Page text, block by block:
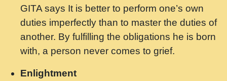
मर गनय न अपरध लडडल शर रध.... Shri
ravinandan shastri ji maharaj.mp3
मेरे मन हरी का ध्यान लगा - भजन भाव - 2018 -
Rishikesh - Swami Gyananand Ji
Maharaj.mp3
GITA says It is better to perform one’s own
duties imperfectly than to master the duties of
another. By fulfilling the obligations he is born
with, a person never comes to grief.
Enlightment